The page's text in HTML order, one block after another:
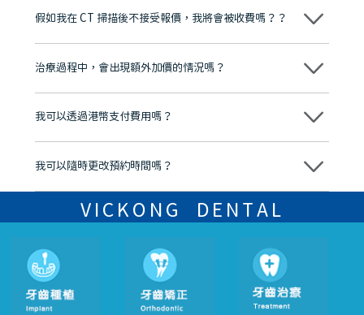
牌」、「2025香港企業領袖品牌」，是諾貝爾種植系統全球放心植牙中
至今已服務超過三十個國家和地區的顧客，受到粵港澳大灣區及周邊城
市市民極高的口碑評價及信任推薦 珠海、深圳設有八大分院，香港亦設
有咨詢及服務保障中心，有任何問題都可以隨時預約免費咨詢，讓人十
假如我在 CT 掃描後不接受報價，我將會被收費嗎？？
不會！只要未開始實際服務之前，你不會被收取任何費用。
治療過程中，會出現額外加價的情況嗎？
不會，治療前我們會詳細說明治療方案及對應的價錢，顧客同意並簽字
我可以透過港幣支付費用嗎？
可以。維港口腔會按照當日匯率轉算收取費用，而匯率會及時告知客人
我可以隨時更改預約時間嗎？
可以，請盡早通過wechat或whatsapp聯絡我們，告知我們你原本預約
的時間及資料，並且重新預約的日期及時段
VICKONG DENTAL